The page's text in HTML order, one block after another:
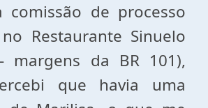
comissão de processo
Restaurante Sinuelo
margens da BR 101),
que havia uma